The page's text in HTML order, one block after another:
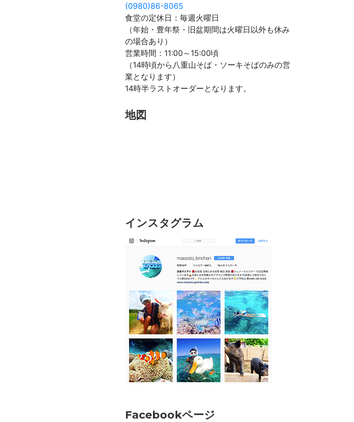
(0980)86-8065
食堂の定休日：毎週火曜日
（年始・豊年祭・旧盆期間は火曜日以外も休み
の場合あり）
営業時間：11:00～15:00頃
（14時頃から八重山そば・ソーキそばのみの営
業となります）
14時半ラストオーダーとなります。
地図
インスタグラム
Facebookページ